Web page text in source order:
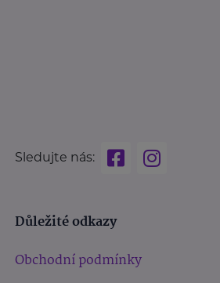
Sledujte nás:
Důležité odkazy
Obchodní podmínky